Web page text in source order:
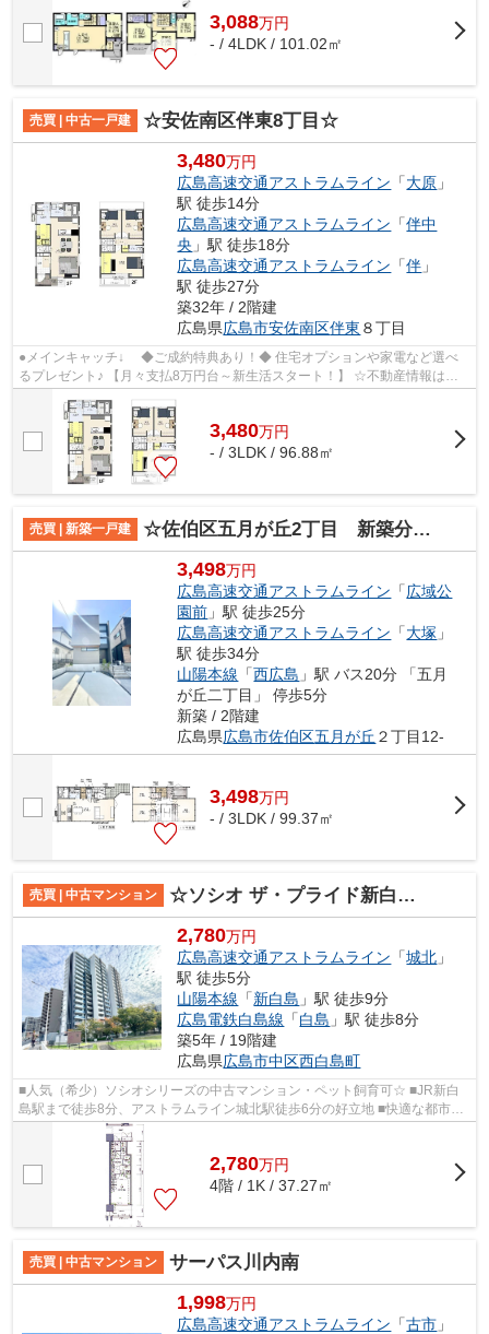
3,088万円
- / 4LDK / 101.02㎡
売買 | 中古一戸建 ☆安佐南区伴東8丁目☆
3,480万円
広島高速交通アストラムライン 「大原 」
駅 徒歩14分
広島高速交通アストラムライン 「伴中
央 」駅 徒歩18分
広島高速交通アストラムライン 「伴 」
駅 徒歩27分
築32年 / 2階建
広島県広島市安佐南区伴東 ８丁目
●メインキャッチ↓ ◆ご成約特典あり！◆ 住宅オプションや家電など選べ
るプレゼント♪ 【月々支払8万円台～新生活スタート！】 ☆不動産情報は
3,480万円
- / 3LDK / 96.88㎡
売買 | 新築一戸建 ☆佐伯区五月が丘2丁目 新築分譲☆
3,498万円
広島高速交通アストラムライン 「広域公
園前 」駅 徒歩25分
広島高速交通アストラムライン 「大塚 」
駅 徒歩34分
山陽本線 「西広島 」駅 バス20分 「五月
が丘二丁目」 停歩5分
新築 / 2階建
広島県広島市佐伯区五月が丘 ２丁目12-
3,498万円
- / 3LDK / 99.37㎡
売買 | 中古マンション ☆ソシオ ザ・プライド新白島☆
2,780万円
広島高速交通アストラムライン 「城北 」
駅 徒歩5分
山陽本線 「新白島 」駅 徒歩9分
広島電鉄白島線 「白島 」駅 徒歩8分
築5年 / 19階建
広島県広島市中区西白島町
■人気（希少）ソシオシリーズの中古マンション・ペット飼育可☆ ■JR新白
島駅まで徒歩8分、アストラムライン城北駅徒歩6分の好立地 ■快適な都市生
活！ペット飼育可♪多目的ルーム等共用施...
2,780万円
4階 / 1K / 37.27㎡
売買 | 中古マンション サーパス川内南
1,998万円
広島高速交通アストラムライン 「古市 」